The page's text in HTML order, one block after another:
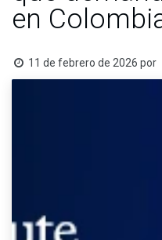
en
11 de febrero de 2026 por